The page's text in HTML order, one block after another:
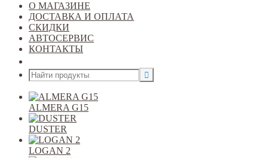
О МАГАЗИНЕ
ДОСТАВКА И ОПЛАТА
СКИДКИ
АВТОСЕРВИС
КОНТАКТЫ
ALMERA G15
DUSTER
LOGAN 2